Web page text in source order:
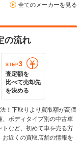
全てのメーカーを見る
の流れ
STEP3
査定額を
比べて売却先
を決める
！下取りより買取額が高価
ボディタイプ別の中古車
など、初めて車を売る方
近くの買取店舗の情報を